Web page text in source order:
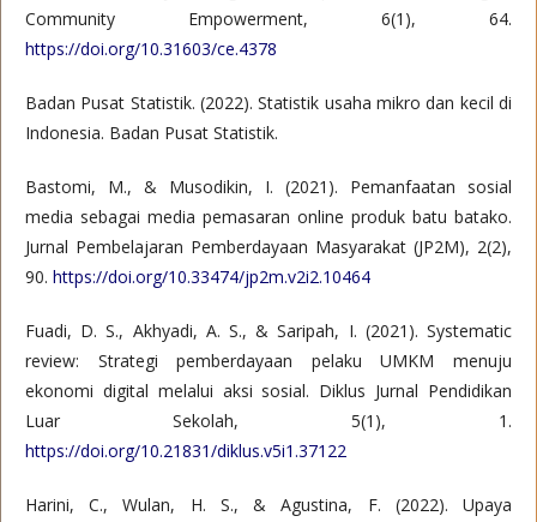
Community Empowerment, 6(1), 64.
https://doi.org/10.31603/ce.4378
Badan Pusat Statistik. (2022). Statistik usaha mikro dan kecil di
Indonesia. Badan Pusat Statistik.
Bastomi, M., & Musodikin, I. (2021). Pemanfaatan sosial
media sebagai media pemasaran online produk batu batako.
Jurnal Pembelajaran Pemberdayaan Masyarakat (JP2M), 2(2),
90. https://doi.org/10.33474/jp2m.v2i2.10464
Fuadi, D. S., Akhyadi, A. S., & Saripah, I. (2021). Systematic
review: Strategi pemberdayaan pelaku UMKM menuju
ekonomi digital melalui aksi sosial. Diklus Jurnal Pendidikan
Luar Sekolah, 5(1), 1.
https://doi.org/10.21831/diklus.v5i1.37122
Harini, C., Wulan, H. S., & Agustina, F. (2022). Upaya